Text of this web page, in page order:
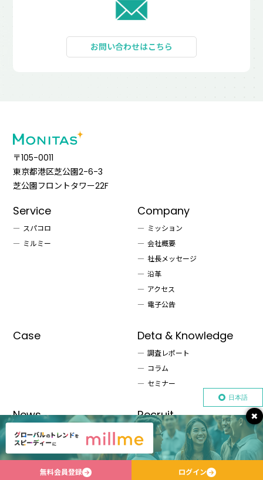
お問い合わせはこちら
〒105-0011
東京都港区芝公園2-6-3
芝公園フロントタワー22F
Service
スパコロ
ミルミー
Company
ミッション
会社概要
社長メッセージ
沿革
アクセス
電子公告
Case Deta & Knowledge
調査レポート
コラム
セミナー
News
Recruit
Privacy Policy
×
無料会員登録 ログイン
日本語